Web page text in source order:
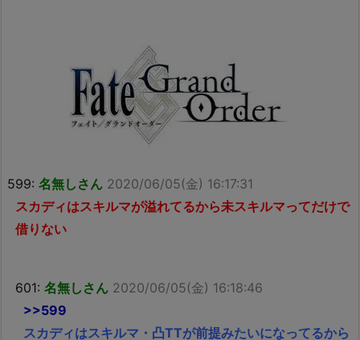
599: 名無しさん 2020/06/05(金) 16:17:31
スカディはスキルマが溢れてるから未スキルマってだけで
借りない
601: 名無しさん 2020/06/05(金) 16:18:46
>>599
スカディはスキルマ・凸TTが前提みたいになってるから